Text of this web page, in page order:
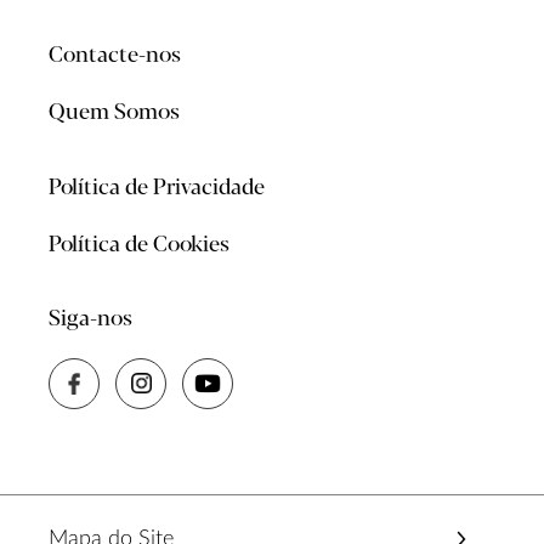
Contacte-nos
Quem Somos
Política de Privacidade
Política de Cookies
Siga-nos
Mapa do Site